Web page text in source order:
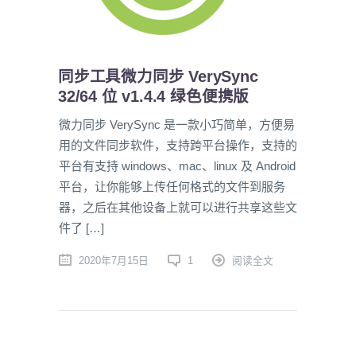
同步工具微力同步 VerySync
32/64 位 v1.4.4 绿色便携版
微力同步 VerySync 是一款小巧简单，方便易
用的文件同步软件，支持跨平台操作，支持的
平台有支持 windows、mac、linux 及 Android
平台，让你能够上传任何格式的文件到服务
器，之后在其他设备上就可以进行共享这些文
件了 […]
2020年7月15日 1 阅读全文